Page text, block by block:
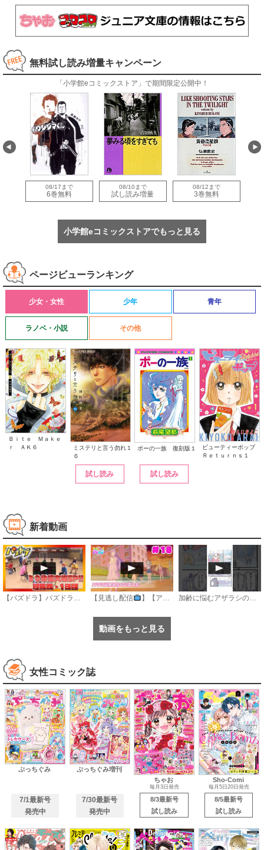
無料試し読み増量キャンペーン
「小学館eコミックストア」で期間限定公開中！
08/17まで
6巻無料
08/10まで
試し読み増量
08/12まで
3巻無料
小学館eコミックストアでもっと見る
ページビューランキング
少女・女性 少年 青年
ラノベ・小説 その他
Ｂｉｔｅ Ｍａｋｅ
ｒ ＡＫ６
ミステリと言う勿れ１
６
試し読み
ポーの一族 復刻版１
試し読み
ビューティーポップ
Ｒｅｔｕｒｎｓ１
新着動画
【見逃し配信 】【アニメ】『おねがいアイプリ』第１８話：エマには見えちゃいました 加齢に悩むアザラシの話 #のざらしちゃん #漫画 #サンデーうぇぶり
動画をもっと見る
女性コミック誌
ぷっちぐみ
7/1最新号
発売中
ぷっちぐみ増刊
7/30最新号
発売中
ちゃお
毎月3日発売
8/3最新号
試し読み
Sho-Comi
毎月5日20日発売
8/5最新号
試し読み